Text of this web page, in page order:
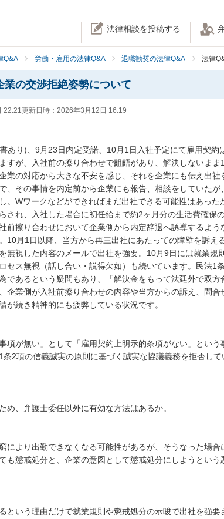
法律相談を投稿する
Q&A 労働・雇用の法律Q&A 退職勧奨の法律Q&A 法律
業の交渉拒絶姿勢について
22:21更新日時： 2026年3月12日 16:19
あり)、9月23日内定受諾、10月1日入社予定にて雇用契約
すが、入社前の擦り合わせで齟齬があり、解決しないまま
業の対応から大きな不安を感じ、それを企業にも伝え出社
、その事情を内定前から企業にも報告、相談をしていたが
。Wワークなどができればまだ出社できる可能性はあった
され、入社した場合に初任給まで約2ヶ月分の生活費確保
前擦り合わせにおいて企業側から内定辞退へ誘導するよう
10月1日以降、当方から再三出社にあたっての障壁を訴え
無視した内容のメールで出社を強要。10月9日には就業規
セス無視（話し合い・説得欠如）も続いています。民法1
であるという疑問もあり、「解決金をもって法廷外で双方
企業側が入社前擦り合わせの内容や当方からの訴え、問合
が続き精神的にも疲弊している状況です。
項が無い」として「雇用契約上明示的条項がない」という
2項の信義誠実の原則に基づく誠実な協議義務を拒否し
め、弁護士委任以外に有効な方法はあるか。
により出勤できなくなる可能性があるが、そうなった場合
も懲戒処分と、企業の意図として懲戒処分にしようという
という理由だけで就業規則や懲戒処分の示唆で出社を強要